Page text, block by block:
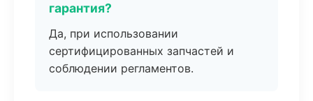
гарантия?
Да, при использовании
сертифицированных запчастей и
соблюдении регламентов.